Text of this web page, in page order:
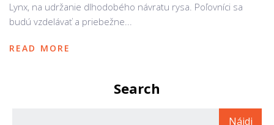
Lynx, na udržanie dlhodobého návratu rysa. Poľovníci sa
budú vzdelávať a priebežne...
READ MORE
Search